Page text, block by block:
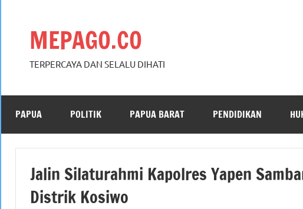
MEPAGO.CO
TERPERCAYA DAN SELALU DIHATI
PAPUA POLITIK PAPUA BARAT PENDIDIKAN
Jalin Silaturahmi Kapolres Yapen
Distrik Kosiwo